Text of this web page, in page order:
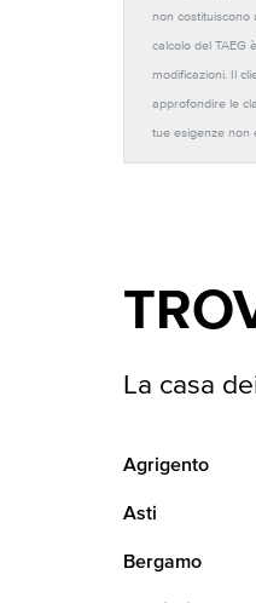
non costituiscono
calcolo del TAEG
modificazioni. Il
approfondire le
tue esigenze non
La casa
Agrigento
Asti
Bergamo